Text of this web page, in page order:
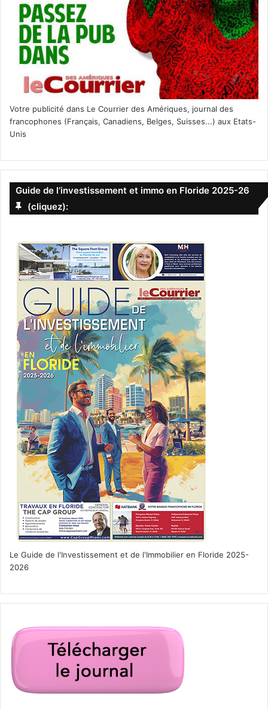
Votre publicité dans Le Courrier des Amériques, journal des
francophones (Français, Canadiens, Belges, Suisses...) aux Etats-
Unis
Guide de l’investissement et immo en Floride 2025-26
(cliquez):
Le Guide de l'Investissement et de l'Immobilier en Floride 2025-
2026